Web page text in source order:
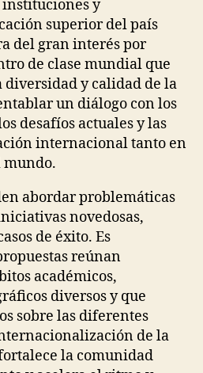
y
superior del país
del gran interés por
de clase mundial que
y calidad de la
un diálogo con los
desafíos actuales y las
internacional tanto en
mundo.
abordar problemáticas
novedosas,
de éxito. Es
reúnan
académicos,
diversos y que
sobre las diferentes
de la
la comunidad